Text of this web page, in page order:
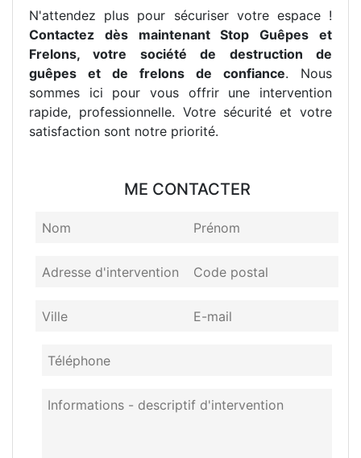
N'attendez plus pour sécuriser votre espace !
Contactez dès maintenant Stop Guêpes et
Frelons, votre société de destruction de
guêpes et de frelons de confiance. Nous
sommes ici pour vous offrir une intervention
rapide, professionnelle. Votre sécurité et votre
satisfaction sont notre priorité.
ME CONTACTER